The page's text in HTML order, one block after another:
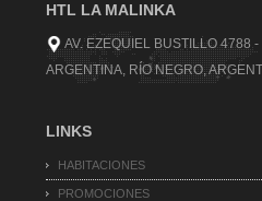
HTL LA MALINKA
AV. EZEQUIEL BUSTILLO 4788
ARGENTINA, RÍO NEGRO,
LINKS
HABITACIONES
PROMOCIONES